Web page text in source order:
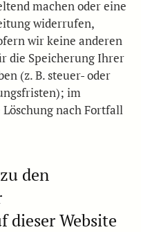
machen oder eine
widerrufen,
wir keine anderen
die Speicherung Ihrer
(z. B. steuer- oder
im
nach Fortfall
den
dieser Website